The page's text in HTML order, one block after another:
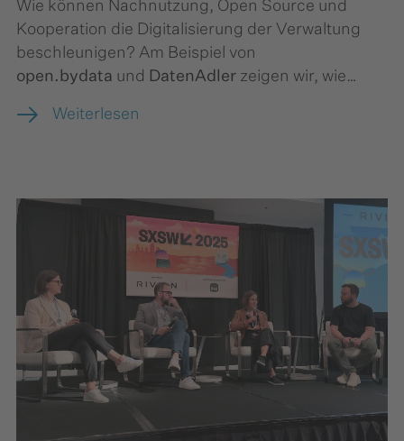
Wie können Nachnutzung, Open Source und
Kooperation die Digitalisierung der Verwaltung
beschleunigen? Am Beispiel von
open.bydata und DatenAdler zeigen wir, wie
den Einsatz von Open Source innovative Open-
Weiterlesen